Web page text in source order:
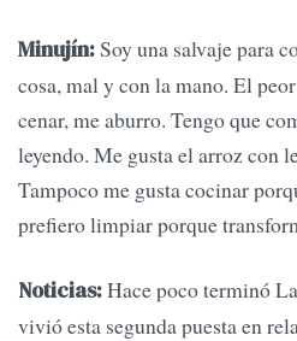
Minujín:Soy una salvaje para
cosa, mal y con la mano. El
cenar, me aburro. Tengo que
leyendo. Me gusta el arroz con
Tampoco me gusta cocinar
prefiero limpiar porque
Noticias:Hace poco terminó
vivió esta segunda puesta en